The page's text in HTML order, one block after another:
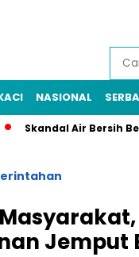
NASIONAL
Skandal Air Bersih
Jemput